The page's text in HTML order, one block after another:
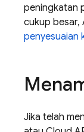
peningkatan
cukup besar,
penyesuaian
Jika telah